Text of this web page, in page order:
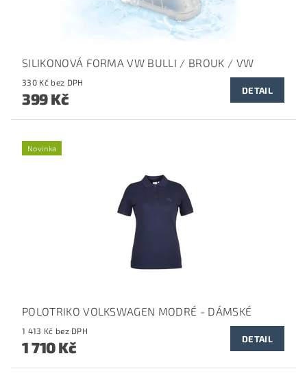
SILIKONOVÁ FORMA VW BULLI / BROUK / VW
330 Kč bez DPH
399 Kč DETAIL
Novinka
POLOTRIKO VOLKSWAGEN MODRÉ - DÁMSKÉ
1 413 Kč bez DPH
1 710 Kč DETAIL